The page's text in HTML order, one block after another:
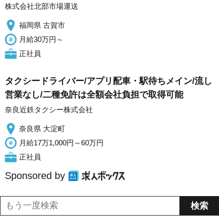
株式会社北部市場運送
福岡県 古賀市
月給30万円～
正社員
タクシードライバー/アプリ配車・駅待ちメイン/流し
営業なし/二種免許は全額会社負担で取得可能
奈良近鉄タクシー株式会社
奈良県 大淀町
月給17万1,000円～60万円
正社員
Sponsored by